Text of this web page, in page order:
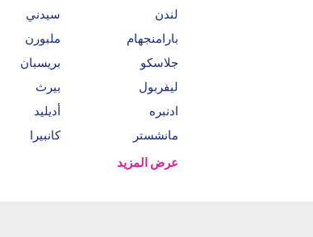
لندن
بارامنجهام
جلاسكو
ليفربول
ادنبره
مانشستر
عرض المزيد
سيدني
ملبورن
بريسبان
بيرث
أديليد
كانبيرا